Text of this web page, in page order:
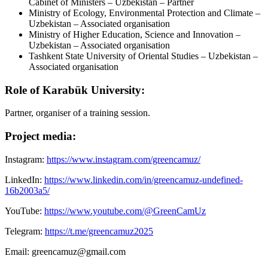
Cabinet of Ministers – Uzbekistan – Partner
Ministry of Ecology, Environmental Protection and Climate –
Uzbekistan – Associated organisation
Ministry of Higher Education, Science and Innovation –
Uzbekistan – Associated organisation
Tashkent State University of Oriental Studies – Uzbekistan –
Associated organisation
Role of Karabük University:
Partner, organiser of a training session.
Project media:
Instagram: https://www.instagram.com/greencamuz/
LinkedIn: https://www.linkedin.com/in/greencamuz-undefined-
16b2003a5/
YouTube: https://www.youtube.com/@GreenCamUz
Telegram: https://t.me/greencamuz2025
Email: greencamuz@gmail.com